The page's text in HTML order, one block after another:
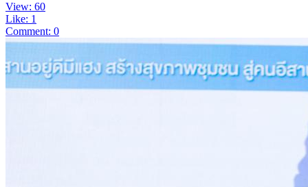
View: 60
Like: 1
Comment: 0